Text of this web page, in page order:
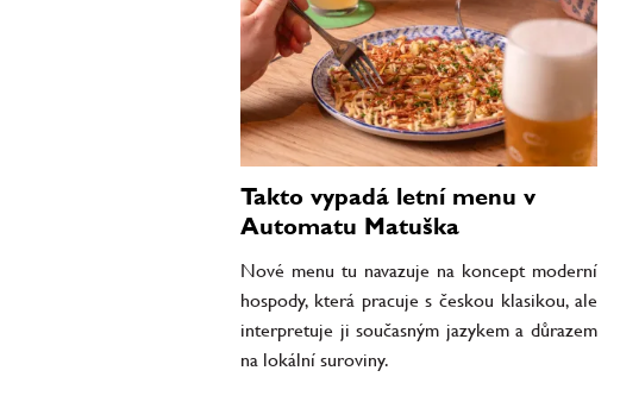
Takto vypadá letní menu v
Automatu Matuška
Nové menu tu navazuje na koncept moderní
hospody, která pracuje s českou klasikou, ale
interpretuje ji současným jazykem a důrazem
na lokální suroviny.